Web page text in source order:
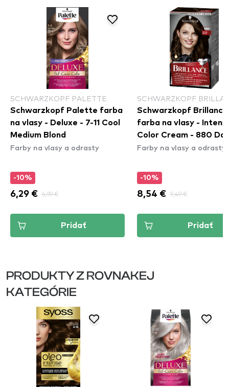
SCHWARZKOPF PALETTE
Schwarzkopf Palette farba
na vlasy - Deluxe - 7-11 Cool
Medium Blond
Farby na vlasy a odrasty
-10%
6,29 € 6,99 €
Pridať
SCHWARZKOPF
Schwarzkopf Brillance
farba na vlasy -
Color Cream - 880
Brown
Farby na vlasy a odrasty
-10%
8,54 € 9,49 €
Pridať
PRODUKTY Z ROVNAKEJ
KATEGÓRIE